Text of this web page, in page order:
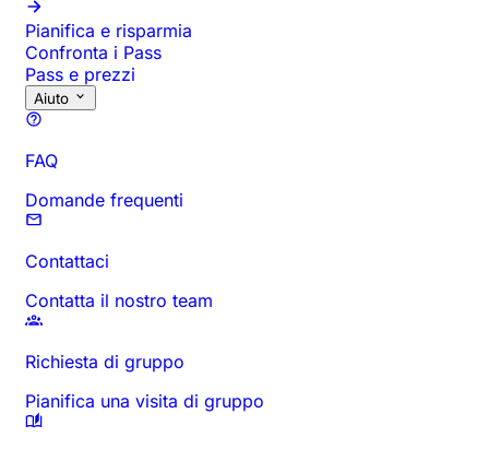
Pianifica e risparmia
Confronta i Pass
Pass e prezzi
Aiuto
FAQ
Domande frequenti
Contattaci
Contatta il nostro team
Richiesta di gruppo
Pianifica una visita di gruppo